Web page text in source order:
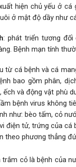
hiện chủ yếu ở
ở mật độ dầy như
: phát triển tương đối
Bệnh mạn tính
từ cá bệnh và cá
bao gồm phân,
ếch và động vật phù
bệnh virus không
như: bèo tấm, cỏ
điện tử, trứng của
theo phương thẳng
trắm cỏ là bệnh của